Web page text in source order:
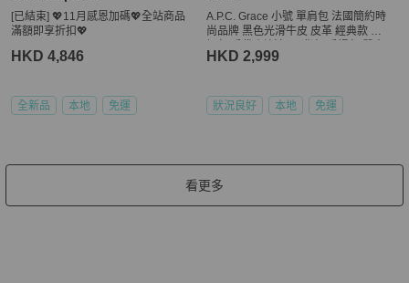
[已結束] 💖11月感恩加碼💖全站商品
滿額即享折扣💖
HKD 4,846
全新品 本地 免運
A.P.C. Grace 小號 單肩包 法國簡約時
尚品牌 黑色光滑牛皮 皮革 經典款 空
包 包包 沙漏包 A.P.C. Grace bag blac
HKD 2,999
狀況良好 本地 免運
看更多